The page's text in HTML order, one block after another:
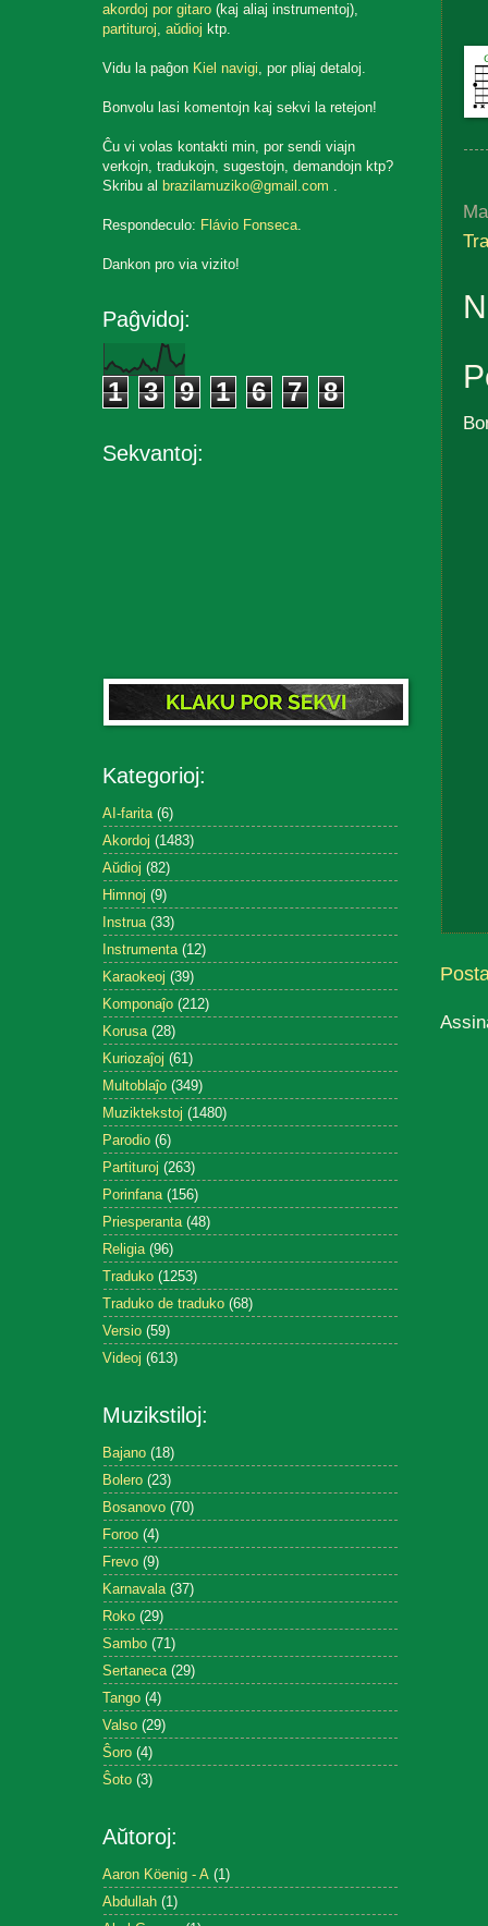
akordoj por gitaro (kaj aliaj instrumentoj),
partituroj,aŭdioj ktp.
Vidu la paĝon Kiel navigi, por pliaj detaloj.
Bonvolu lasi komentojn kaj sekvi la retejon!
Ĉu vi volas kontakti min, por sendi viajn
verkojn, tradukojn, sugestojn, demandojn ktp?
Skribu al brazilamuziko@gmail.com .
Respondeculo: Flávio Fonseca.
Dankon pro via vizito!
Paĝvidoj:
1 3 9 1 6 7 8
Sekvantoj:
Kategorioj:
AI-farita (6)
Akordoj (1483)
Aŭdioj (82)
Himnoj (9)
Instrua (33)
Instrumenta (12)
Karaokeoj (39)
Komponaĵo (212)
Korusa (28)
Kuriozaĵoj (61)
Multoblaĵo (349)
Muziktekstoj (1480)
Parodio (6)
Partituroj (263)
Porinfana (156)
Priesperanta (48)
Religia (96)
Traduko (1253)
Traduko de traduko (68)
Versio (59)
Videoj (613)
Muzikstiloj:
Bajano (18)
Bolero (23)
Bosanovo (70)
Foroo (4)
Frevo (9)
Karnavala (37)
Roko (29)
Sambo (71)
Sertaneca (29)
Tango (4)
Valso (29)
Ŝoro (4)
Ŝoto (3)
Aŭtoroj:
Aaron Köenig - A (1)
Abdullah (1)